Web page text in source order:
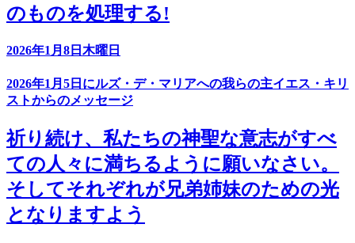
のものを処理する!
2026年1月8日木曜日
2026年1月5日にルズ・デ・マリアへの我らの主イエス・キリ
ストからのメッセージ
祈り続け、私たちの神聖な意志がすべ
ての人々に満ちるように願いなさい。
そしてそれぞれが兄弟姉妹のための光
となりますよう